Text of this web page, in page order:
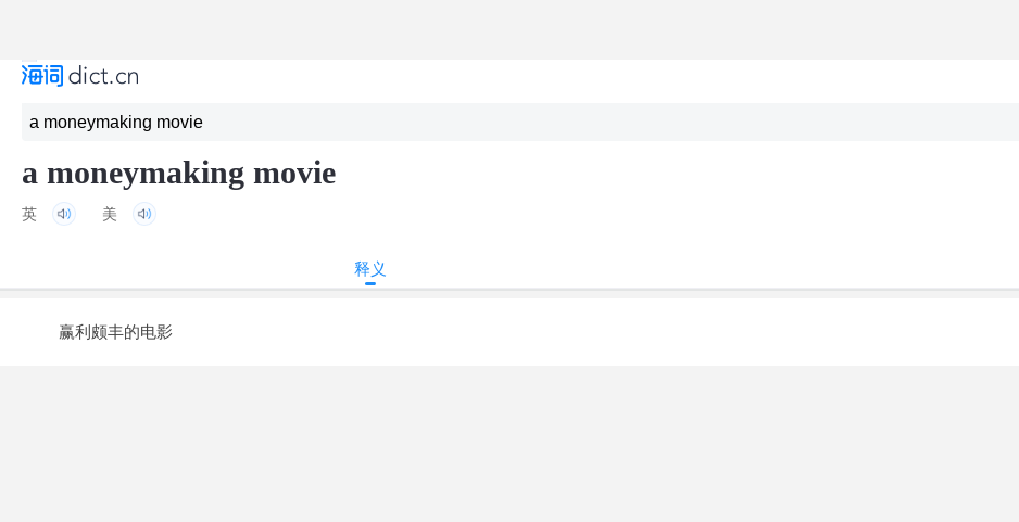
a moneymaking movie
英 美
释义
赢利颇丰的电影